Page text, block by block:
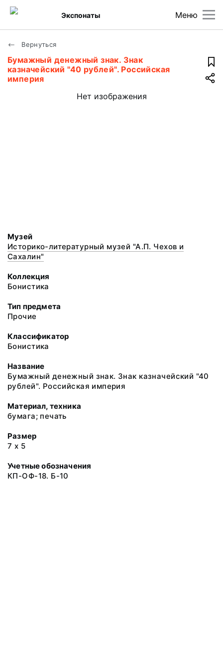
Меню
Экспонаты
Вернуться
Бумажный денежный знак. Знак
казначейский "40 рублей". Российская
империя
Нет изображения
Музей
Историко-литературный музей "А.П. Чехов и
Сахалин"
Коллекция
Бонистика
Тип предмета
Прочие
Классификатор
Бонистика
Название
Бумажный денежный знак. Знак казначейский "40
рублей". Российская империя
Материал, техника
бумага; печать
Размер
7 х 5
Учетные обозначения
КП-ОФ-18. Б-10